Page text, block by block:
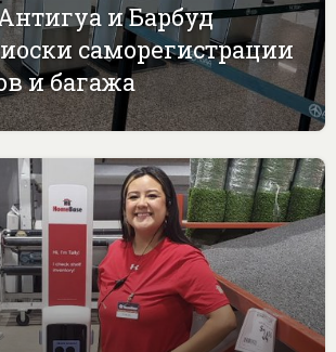
и Барбуд
саморегистрации
и багажа